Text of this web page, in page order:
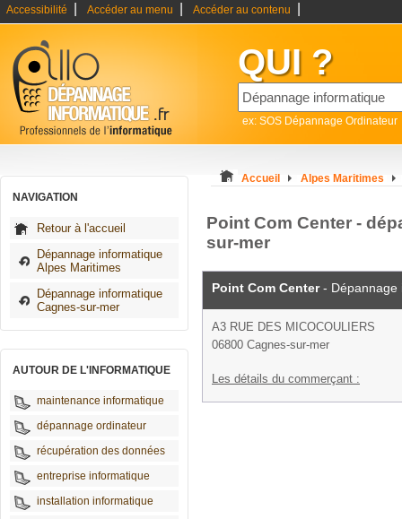
Accessibilité Accéder au menu Accéder au contenu
QUI ?
ex: SOS Dépannage Ordinateur
NAVIGATION
Retour à l'accueil
Dépannage informatique
Alpes Maritimes
Dépannage informatique
Cagnes-sur-mer
AUTOUR DE L'INFORMATIQUE
maintenance informatique
dépannage ordinateur
récupération des données
entreprise informatique
installation informatique
Accueil Alpes Maritimes
Point Com Center -
sur-mer
Point Com Center- Dépannage
A3 RUE DES MICOCOULIERS
06800 Cagnes-sur-mer
Les détails du commerçant :